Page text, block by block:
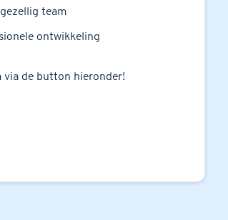
team
ontwikkeling
via de button hieronder!